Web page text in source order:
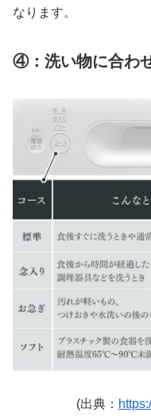
なります。
④：洗い物に合わ
(出典：